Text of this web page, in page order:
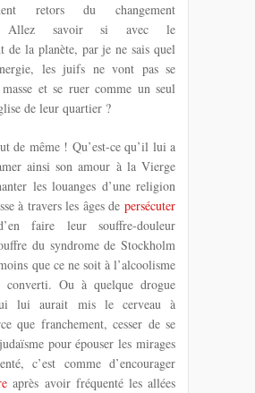
retors du changement
Allez savoir si avec le
de la planète, par je ne sais quel
les juifs ne vont pas se
et se ruer comme un seul
de leur quartier ?
de même ! Qu’est-ce qu’il lui a
ainsi son amour à la Vierge
les louanges d’une religion
à travers les âges de persécuter
faire leur souffre-douleur
du syndrome de Stockholm
que ce ne soit à l’alcoolisme
converti. Ou à quelque drogue
lui aurait mis le cerveau à
que franchement, cesser de se
pour épouser les mirages
c’est comme d’encourager
après avoir fréquenté les allées